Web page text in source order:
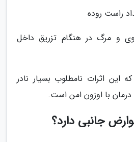
راست روده
و مرگ در هنگام تزریق داخل
این اثرات نامطلوب بسیار نادر
با اوزون امن است.
جانبی دارد؟